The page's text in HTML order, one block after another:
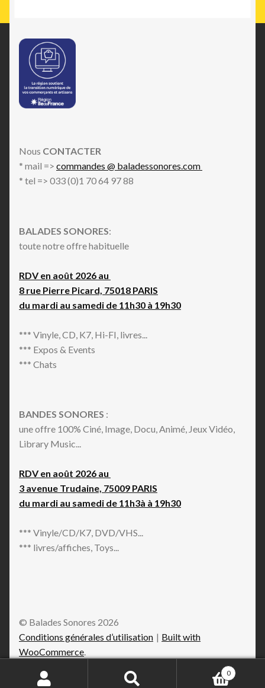
Nous CONTACTER
* mail => commandes @ baladessonores.com
* tel => 033 (0)1 70 64 97 88
BALADES SONORES:
toute notre offre habituelle
RDV en août 2026 au
8 rue Pierre Picard, 75018 PARIS
du mardi au samedi de 11h30 à 19h30
*** Vinyle, CD, K7, Hi-FI, livres...
*** Expos & Events
*** Chats
BANDES SONORES :
une offre 100% Ciné, Image, Docu, Animé, Jeux Vidéo,
Library Music...
RDV en août 2026 au
3 avenue Trudaine, 75009 PARIS
du mardi au samedi de 11h3à à 19h30
*** Vinyle/CD/K7, DVD/VHS...
*** livres/affiches, Toys...
© Balades Sonores 2026
Conditions générales d’utilisation
Built with
WooCommerce.
0